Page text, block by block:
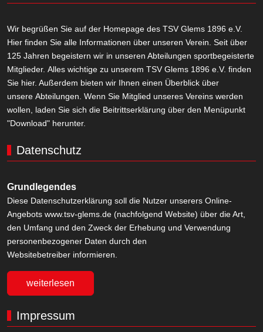
Wir begrüßen Sie auf der Homepage des TSV Glems 1896 e.V.
Hier finden Sie alle Informationen über unseren Verein. Seit über
125 Jahren begeistern wir in unseren Abteilungen sportbegeisterte
Mitglieder. Alles wichtige zu unserem TSV Glems 1896 e.V. finden
Sie hier. Außerdem bieten wir Ihnen einen Überblick über
unsere Abteilungen. Wenn Sie Mitglied unseres Vereins werden
wollen, laden Sie sich die Beitrittserklärung über den Menüpunkt
"Download" herunter.
Datenschutz
Grundlegendes
Diese Datenschutzerklärung soll die Nutzer unserers Online-
Angebots www.tsv-glems.de (nachfolgend Website) über die Art,
den Umfang und den Zweck der Erhebung und Verwendung
personenbezogener Daten durch den
Websitebetreiber informieren.
weiterlesen
Impressum